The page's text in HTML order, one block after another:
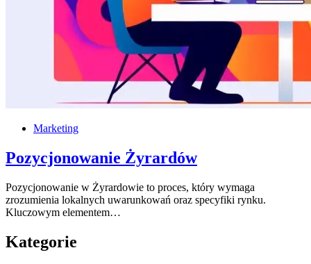
Marketing
Pozycjonowanie Żyrardów
Pozycjonowanie w Żyrardowie to proces, który wymaga
zrozumienia lokalnych uwarunkowań oraz specyfiki rynku.
Kluczowym elementem…
Kategorie